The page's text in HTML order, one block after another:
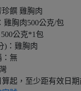
饌 雞胸肉
雞胸肉500公克/包
公克*1包
)：雞胸肉
：無
起，至少距有效日期